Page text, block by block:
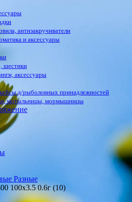
антизакручиватели
и аксессуары
шестики
аксессуары
д/рыболовных принадлежностей
мотыльницы, мормышницы
Разные
100х3.5 0.6г (10)